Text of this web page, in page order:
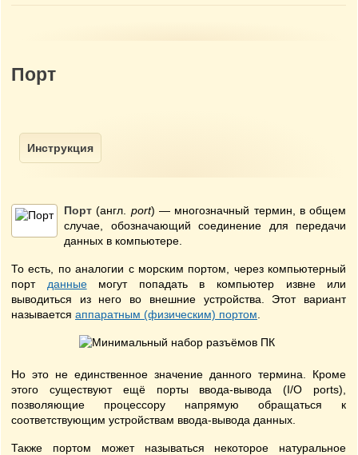
Порт
Порт (англ. port) — многозначный термин, в общем
случае, обозначающий соединение для передачи
данных в компьютере.
То есть, по аналогии с морским портом, через компьютерный
порт данныемогут попадать в компьютер извне или
выводиться из него во внешние устройства. Этот вариант
называется аппаратным (физическим) портом
Но это не единственное значение данного термина. Кроме
этого существуют ещё порты ввода-вывода (I/O ports),
позволяющие процессору напрямую обращаться к
соответствующим устройствам ввода-вывода данных.
Также портом может называться некоторое натуральное